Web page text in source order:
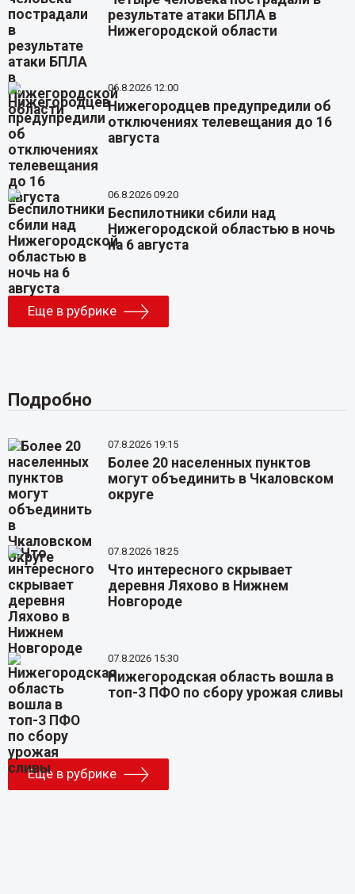
результате атаки БПЛА в
Нижегородской области
06.8.2026 12:00
Нижегородцев предупредили об
отключениях телевещания до 16
августа
06.8.2026 09:20
Беспилотники сбили над
Нижегородской областью в ночь
на 6 августа
Еще в рубрике
Подробно
07.8.2026 19:15
Более 20 населенных пунктов
могут объединить в Чкаловском
округе
07.8.2026 18:25
Что интересного скрывает
деревня Ляхово в Нижнем
Новгороде
07.8.2026 15:30
Нижегородская область вошла в
топ-3 ПФО по сбору урожая сливы
Еще в рубрике